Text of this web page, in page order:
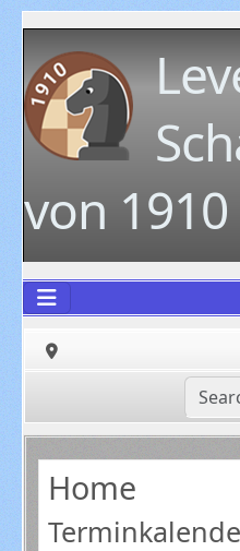
von 1910
Home